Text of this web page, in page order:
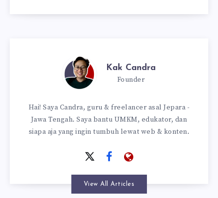
Kak Candra
Founder
Hai! Saya Candra, guru & freelancer asal Jepara -
Jawa Tengah. Saya bantu UMKM, edukator, dan
siapa aja yang ingin tumbuh lewat web & konten.
View All Articles